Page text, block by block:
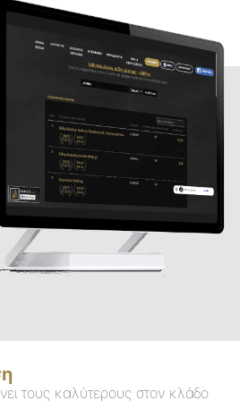
τους καλύτερους στον κλάδο